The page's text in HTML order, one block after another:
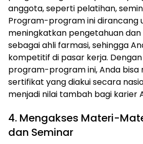
anggota, seperti pelatihan,
Program-program ini dirancang
meningkatkan pengetahuan
sebagai ahli farmasi, sehingga
kompetitif di pasar kerja.
program-program ini, Anda
sertifikat yang diakui secara
menjadi nilai tambah bagi karier
4. Mengakses Materi-
dan Seminar